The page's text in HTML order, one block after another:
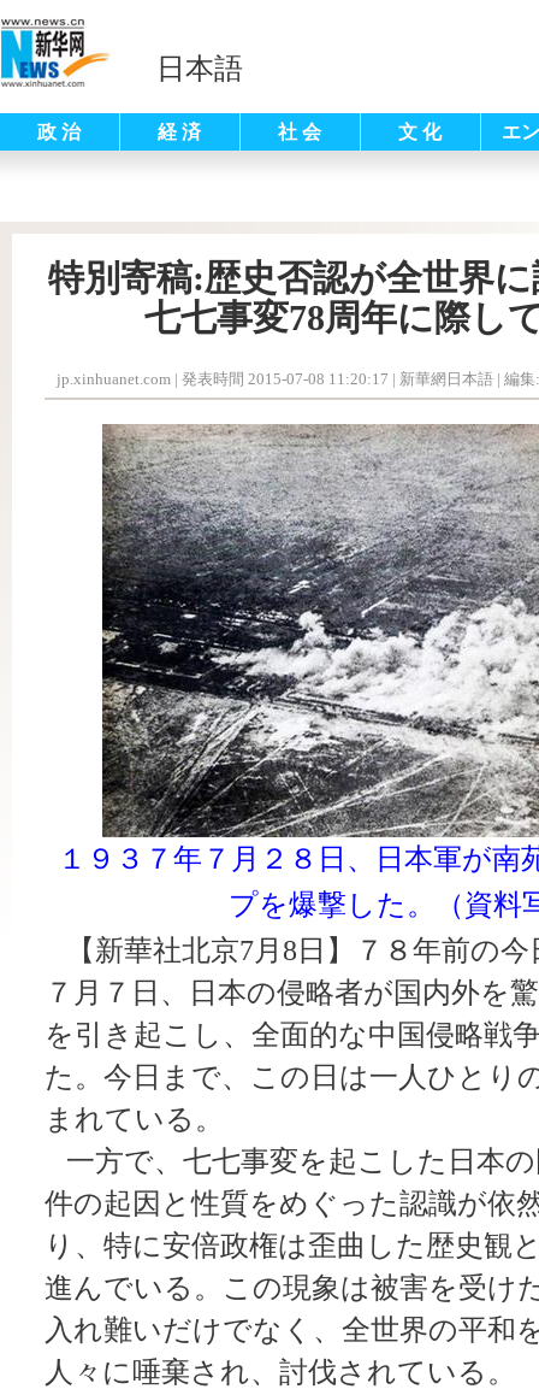
日本語
政 治 経 済 社 会 文 化 エ
特別寄稿:歴史否認が全世界
七七事変78周年に際し
jp.xinhuanet.com | 発表時間 2015-07-08 11:20:17 | 新華網日本語 | 編集
１９３７年７月２８日、日本軍が南
プを爆撃した。（資料
【新華社北京7月8日】７８年前の
７月７日、日本の侵略者が国内外を
を引き起こし、全面的な中国侵略戦
た。今日まで、この日は一人ひとり
まれている。
一方で、七七事変を起こした日本
件の起因と性質をめぐった認識が依
り、特に安倍政権は歪曲した歴史観
進んでいる。この現象は被害を受け
入れ難いだけでなく、全世界の平和
人々に唾棄され、討伐されている。